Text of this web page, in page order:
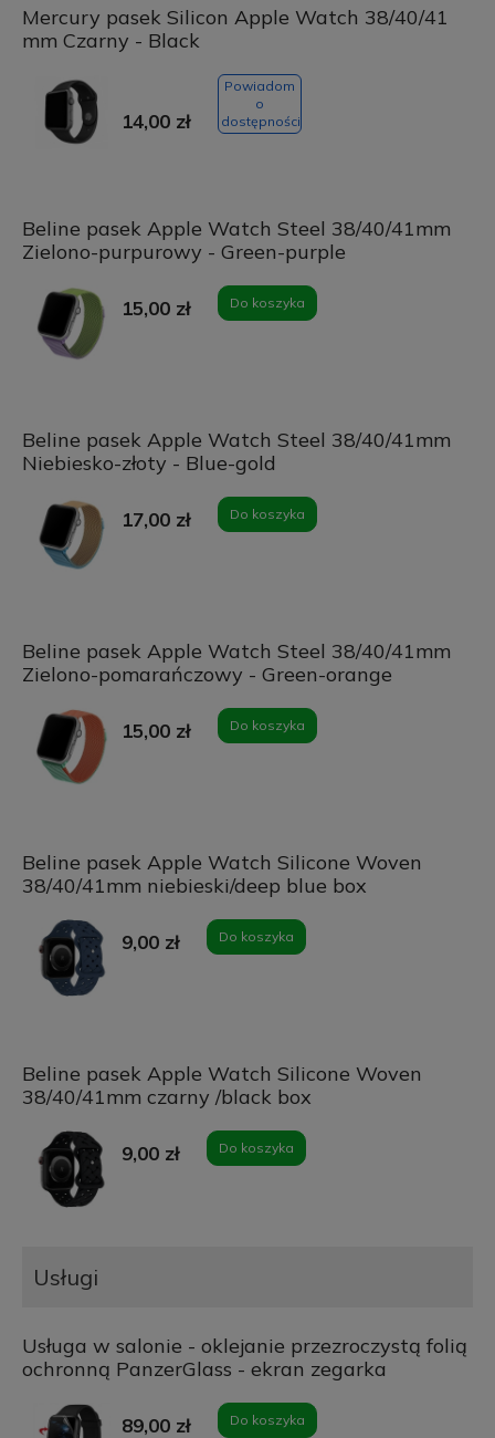
Mercury pasek Silicon Apple Watch 38/40/41
mm Czarny - Black
14,00 zł
Powiadom
o
dostępności
Beline pasek Apple Watch Steel 38/40/41mm
Zielono-purpurowy - Green-purple
15,00 zł Do koszyka
Beline pasek Apple Watch Steel 38/40/41mm
Niebiesko-złoty - Blue-gold
17,00 zł Do koszyka
Beline pasek Apple Watch Steel 38/40/41mm
Zielono-pomarańczowy - Green-orange
15,00 zł Do koszyka
Beline pasek Apple Watch Silicone Woven
38/40/41mm niebieski/deep blue box
9,00 zł Do koszyka
Beline pasek Apple Watch Silicone Woven
38/40/41mm czarny /black box
9,00 zł Do koszyka
Usługi
Usługa w salonie - oklejanie przezroczystą folią
ochronną PanzerGlass - ekran zegarka
89,00 zł Do koszyka